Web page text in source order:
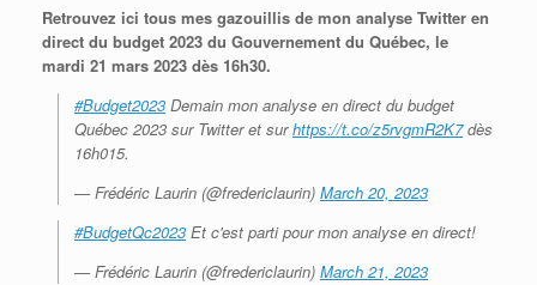
Retrouvez ici tous mes gazouillis de mon analyse Twitter en
direct du budget 2023 du Gouvernement du Québec, le
mardi 21 mars 2023 dès 16h30.
#Budget2023 Demain mon analyse en direct du budget
Québec 2023 sur Twitter et surhttps://t.co/z5rvgmR2K7dès
16h015.
— Frédéric Laurin (@fredericlaurin) March 20, 2023
#BudgetQc2023 Et c'est parti pour mon analyse en direct!
— Frédéric Laurin (@fredericlaurin) March 21, 2023